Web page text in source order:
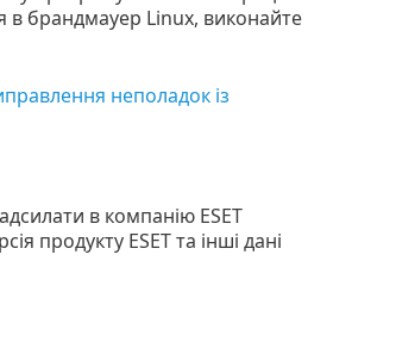
брандмауер Linux, виконайте
неполадок із
в компанію ESET
продукту ESET та інші дані